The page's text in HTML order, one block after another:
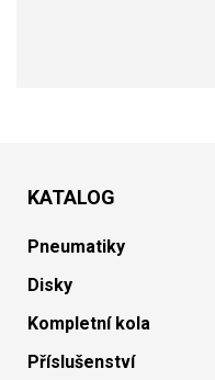
KATALOG
Pneumatiky
Disky
Kompletní kola
Příslušenství